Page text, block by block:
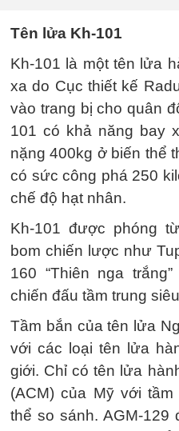
Tên lửa Kh-101
Kh-101 là một tên lửa
xa do Cục thiết kế
vào trang bị cho quân
101 có khả năng bay
nặng 400kg ở biến thể
có sức công phá 250
chế độ hạt nhân.
Kh-101 được phóng
bom chiến lược như
160 “Thiên nga
chiến đấu tầm trung
Tầm bắn của tên lửa
với các loại tên lửa
giới. Chỉ có tên lửa
(ACM) của Mỹ với
thể so sánh. AGM-129